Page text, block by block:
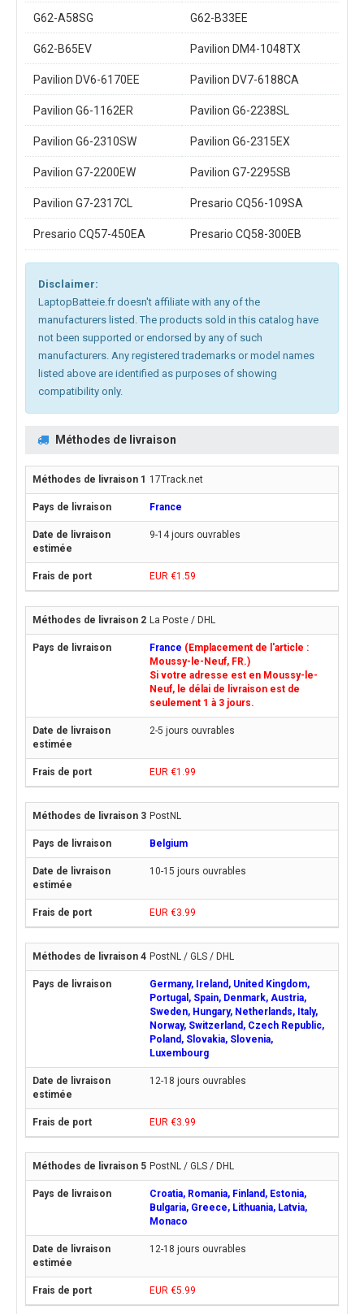
G62-A58SG G62-B33EE
G62-B65EV Pavilion DM4-1048TX
Pavilion DV6-6170EE Pavilion DV7-6188CA
Pavilion G6-1162ER Pavilion G6-2238SL
Pavilion G6-2310SW Pavilion G6-2315EX
Pavilion G7-2200EW Pavilion G7-2295SB
Pavilion G7-2317CL Presario CQ56-109SA
Presario CQ57-450EA Presario CQ58-300EB
Disclaimer:
LaptopBatteie.fr doesn't affiliate with any of the
manufacturers listed. The products sold in this catalog have
not been supported or endorsed by any of such
manufacturers. Any registered trademarks or model names
listed above are identified as purposes of showing
compatibility only.
Méthodes de livraison
17Track.net
France
9-14 jours ouvrables
EUR €1.59
La Poste / DHL
France (Emplacement de l'article :
Moussy-le-Neuf, FR.)
Si votre adresse est en Moussy-le-
Neuf, le délai de livraison est de
seulement 1 à 3 jours.
2-5 jours ouvrables
EUR €1.99
PostNL
Belgium
10-15 jours ouvrables
EUR €3.99
PostNL / GLS / DHL
Germany, Ireland, United Kingdom,
Portugal, Spain, Denmark, Austria,
Sweden, Hungary, Netherlands, Italy,
Norway, Switzerland, Czech Republic,
Poland, Slovakia, Slovenia,
Luxembourg
12-18 jours ouvrables
EUR €3.99
PostNL / GLS / DHL
Croatia, Romania, Finland, Estonia,
Bulgaria, Greece, Lithuania, Latvia,
Monaco
12-18 jours ouvrables
EUR €5.99